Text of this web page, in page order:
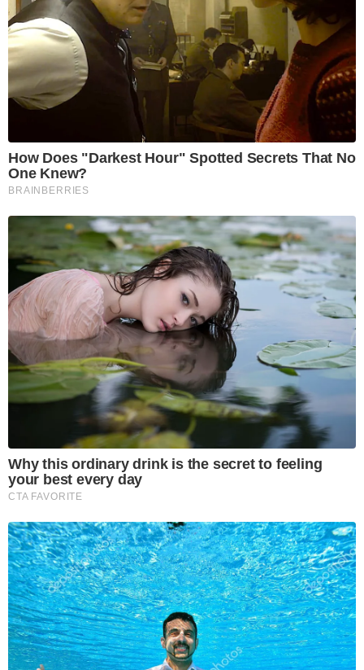
How Does "Darkest Hour" Spotted Secrets That No
One Knew?
BRAINBERRIES
Why this ordinary drink is the secret to feeling
your best every day
CTA FAVORITE